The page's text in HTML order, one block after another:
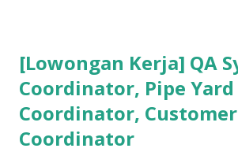
suatu permasalahan dengan cepat, dan
kecerdikan – yang sanggup
pendidikan tinggi dan dunia nyata (=dunia
lama bekerja di front line operation –
[Lowongan Kerja] QA
Coordinator, Pipe Yard
Coordinator,
Coordinator